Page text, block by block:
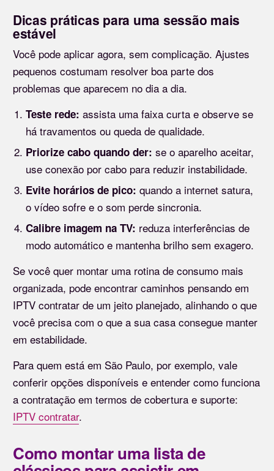
Dicas práticas para uma sessão mais
estável
Você pode aplicar agora, sem complicação. Ajustes
pequenos costumam resolver boa parte dos
problemas que aparecem no dia a dia.
Teste rede: assista uma faixa curta e observe se
há travamentos ou queda de qualidade.
Priorize cabo quando der: se o aparelho aceitar,
use conexão por cabo para reduzir instabilidade.
Evite horários de pico: quando a internet satura,
o vídeo sofre e o som perde sincronia.
Calibre imagem na TV: reduza interferências de
modo automático e mantenha brilho sem exagero.
Se você quer montar uma rotina de consumo mais
organizada, pode encontrar caminhos pensando em
IPTV contratar de um jeito planejado, alinhando o que
você precisa com o que a sua casa consegue manter
em estabilidade.
Para quem está em São Paulo, por exemplo, vale
conferir opções disponíveis e entender como funciona
a contratação em termos de cobertura e suporte:
IPTV contratar.
Como montar uma lista de